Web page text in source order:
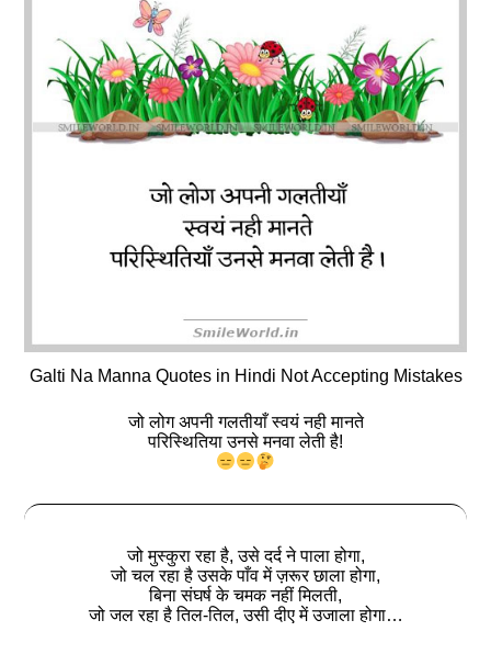
Galti Na Manna Quotes in Hindi Not Accepting Mistakes
जो लोग अपनी गलतीयाँ स्वयं नही मानते
परिस्थितिया उनसे मनवा लेती है!
जो मुस्कुरा रहा है, उसे दर्द ने पाला होगा,
जो चल रहा है उसके पाँव में ज़रूर छाला होगा,
बिना संघर्ष के चमक नहीं मिलती,
जो जल रहा है तिल-तिल, उसी दीए में उजाला होगा…